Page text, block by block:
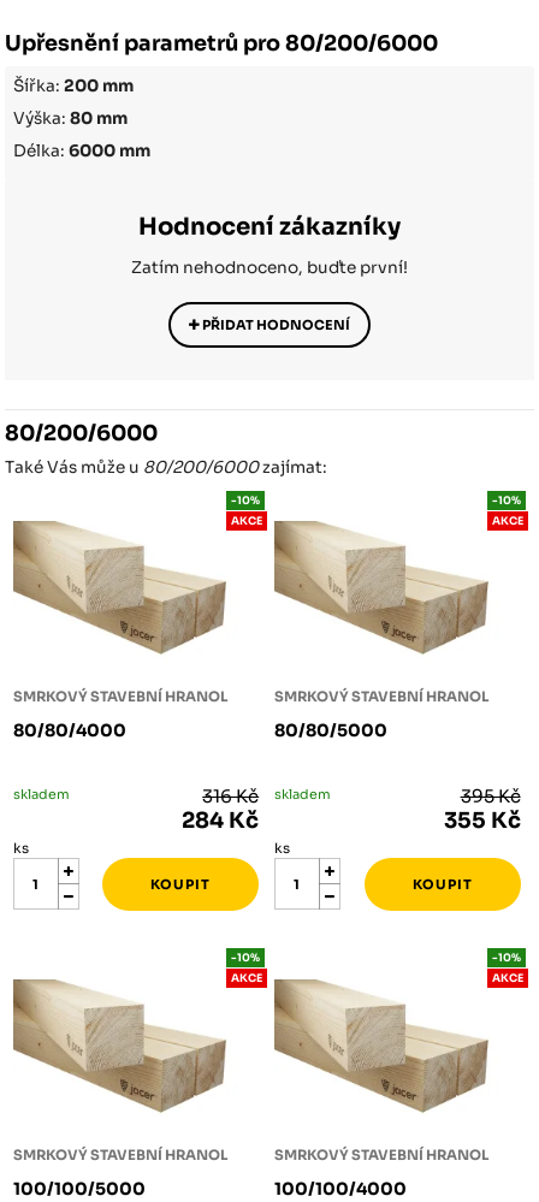
Upřesnění parametrů pro 80/200/6000
Šířka:200 mm
Výška:80 mm
Délka:6000 mm
Hodnocení zákazníky
Zatím nehodnoceno, buďte první!
PŘIDAT HODNOCENÍ
80/200/6000
Také Vás může u 80/200/6000zajímat:
SMRKOVÝ STAVEBNÍ HRANOL
80/80/4000
-10%
AKCE
skladem 316 Kč
284 Kč
ks
SMRKOVÝ STAVEBNÍ HRANOL
80/80/5000
-10%
AKCE
skladem 395 Kč
355 Kč
ks
SMRKOVÝ STAVEBNÍ HRANOL
100/100/5000
-10%
AKCE
SMRKOVÝ STAVEBNÍ HRANOL
100/100/4000
-10%
AKCE